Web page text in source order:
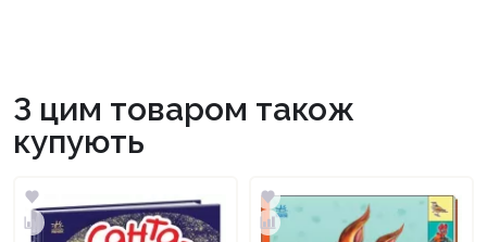
З цим товаром також
купують